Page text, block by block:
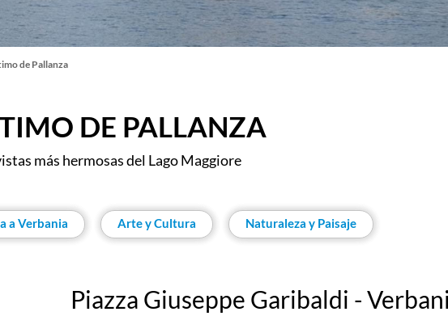
de Pallanza
DE PALLANZA
más hermosas del Lago Maggiore
a Verbania Arte y Cultura Naturaleza y Paisaje
Piazza Giuseppe Garibaldi -